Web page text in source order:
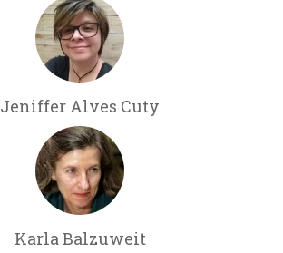
Jeniffer Alves Cuty
Karla Balzuweit